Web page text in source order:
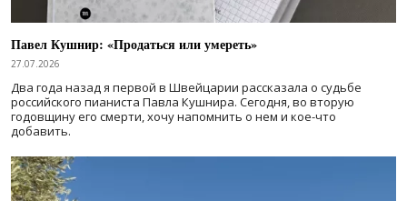
Павел Кушнир: «Продаться или умереть»
27.07.2026
Два года назад я первой в Швейцарии рассказала о судьбе
российского пианиста Павла Кушнира. Сегодня, во вторую
годовщину его смерти, хочу напомнить о нем и кое-что
добавить.